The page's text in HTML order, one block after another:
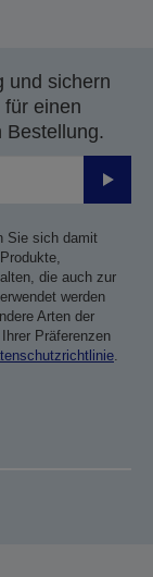
und sichern
einen
Bestellung.
Sie sich damit
die auch zur
werden
Arten der
Präferenzen